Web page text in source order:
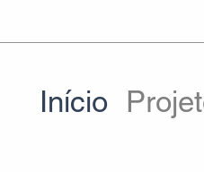
Início